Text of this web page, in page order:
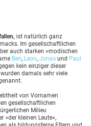
ist natürlich ganz
Im gesellschaftlichen
auch starken »modischen
Ben, Leon, Jonas und Paul
kein einziger dieser
damals sehr viele
von Vornamen
gesellschaftlichen
Milieu
»der kleinen Leute«,